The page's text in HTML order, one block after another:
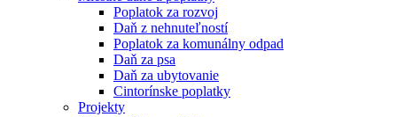
Poplatok za rozvoj
Daň z nehnuteľností
Poplatok za komunálny odpad
Daň za psa
Daň za ubytovanie
Cintorínske poplatky
Projekty